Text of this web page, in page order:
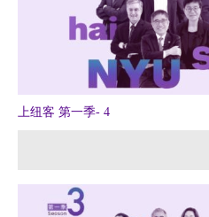
上纽客 第一季- 4